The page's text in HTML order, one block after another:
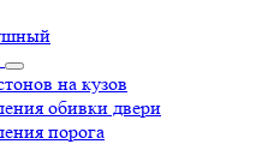
на кузов
обивки двери
порога